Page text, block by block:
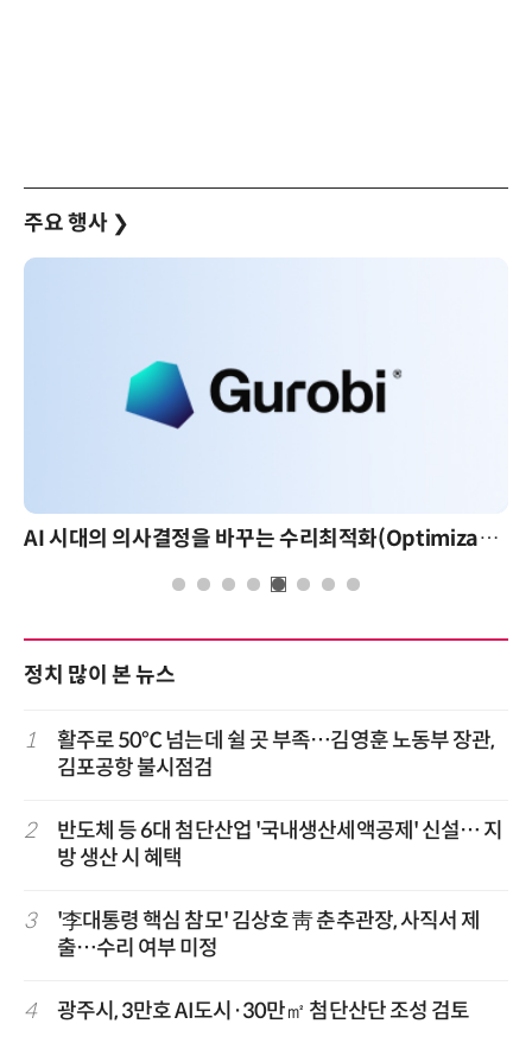
주요 행사 ❯
AI 시대의 의사결정을 바꾸는 수리최적화(Optimization): 실제 산업 적용 사례와 활용 전략
정치 많이 본 뉴스
1
활주로 50℃ 넘는데 쉴 곳 부족…김영훈 노동부 장관,
김포공항 불시점검
2
반도체 등 6대 첨단산업 '국내생산세액공제' 신설… 지
방 생산 시 혜택
3
'李대통령 핵심 참모' 김상호 靑 춘추관장, 사직서 제
출…수리 여부 미정
4 광주시, 3만호 AI도시·30만㎡ 첨단산단 조성 검토